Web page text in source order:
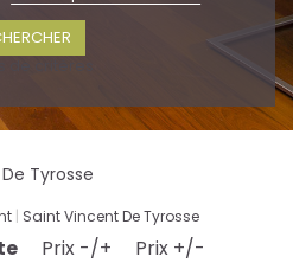
Tyrosse
Saint Vincent De Tyrosse
Prix -/+ Prix +/-